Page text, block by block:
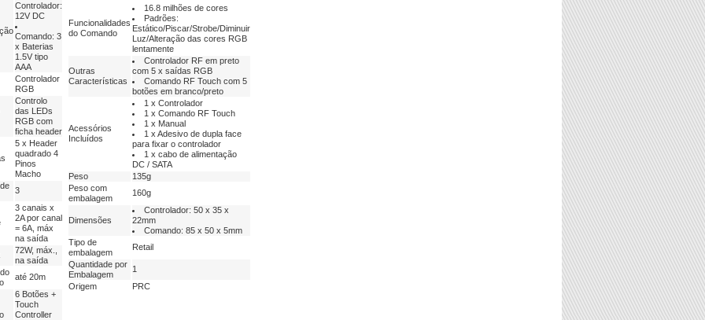
Controlador:
12V DC
Comando: 3
x Baterias
1.5V tipo
AAA
Controlador
RGB
Controlo
das LEDs
RGB com
ficha header
5 x Header
quadrado 4
Pinos
Macho
3
3 canais x
2A por canal
= 6A, máx
na saída
72W, máx.,
na saída
até 20m
6 Botões +
Touch
Controller
Funcionalidades
do Comando
16.8 milhões de cores
Padrões:
Estático/Piscar/Strobe/Diminuir
Luz/Alteração das cores RGB
lentamente
Outras
Características
Controlador RF em preto
com 5 x saídas RGB
Comando RF Touch com 5
botões em branco/preto
Acessórios
Incluídos
1 x Controlador
1 x Comando RF Touch
1 x Manual
1 x Adesivo de dupla face
para fixar o controlador
1 x cabo de alimentação
DC / SATA
Peso
135g
Peso com
embalagem
160g
Dimensões
Controlador: 50 x 35 x
22mm
Comando: 85 x 50 x 5mm
Tipo de
embalagem
Retail
Quantidade por
Embalagem
1
Origem
PRC